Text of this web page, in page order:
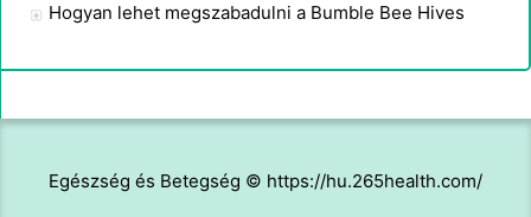
Hogyan lehet megszabadulni a Bumble Bee Hives
Egészség és Betegség © https://hu.265health.com/